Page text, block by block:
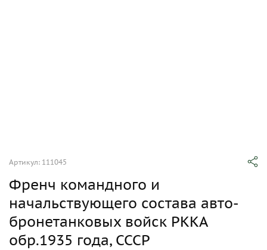
Артикул: 111045
Френч командного и
начальствующего состава авто-
бронетанковых войск РККА
обр.1935 года, СССР